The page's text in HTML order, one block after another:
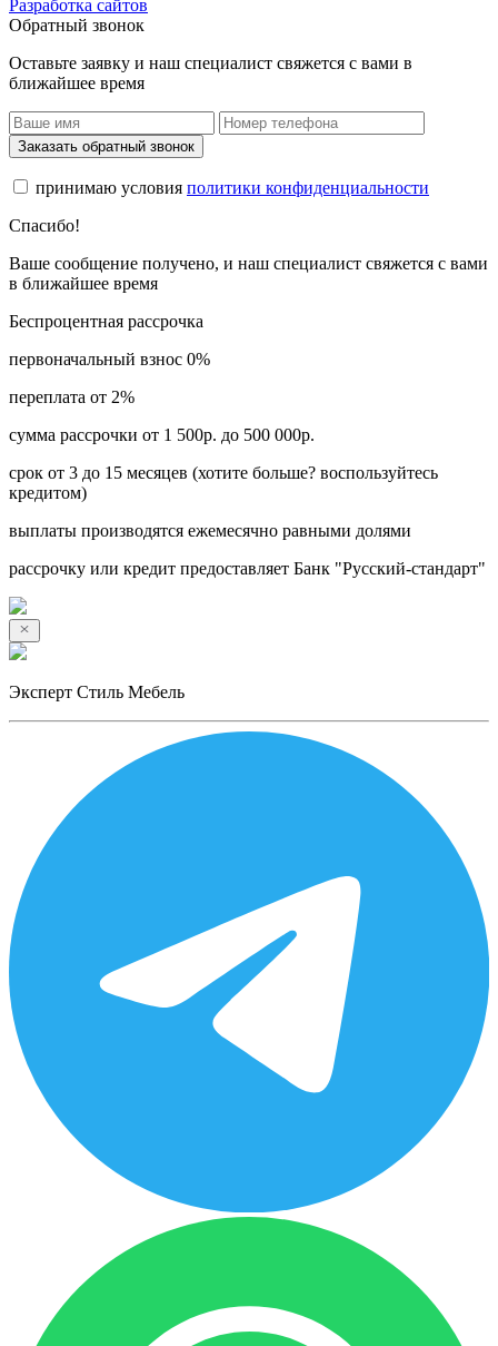
Разработка сайтов
Обратный звонок
Оставьте заявку и наш специалист свяжется с вами в
ближайшее время
Заказать обратный звонок
принимаю условия политики конфиденциальности
Спасибо!
Ваше сообщение получено, и наш специалист свяжется с вами
в ближайшее время
Беспроцентная рассрочка
первоначальный взнос 0%
переплата от 2%
сумма рассрочки от 1 500р. до 500 000р.
срок от 3 до 15 месяцев (хотите больше? воспользуйтесь
кредитом)
выплаты производятся ежемесячно равными долями
рассрочку или кредит предоставляет Банк "Русский-стандарт"
Эксперт Стиль Мебель